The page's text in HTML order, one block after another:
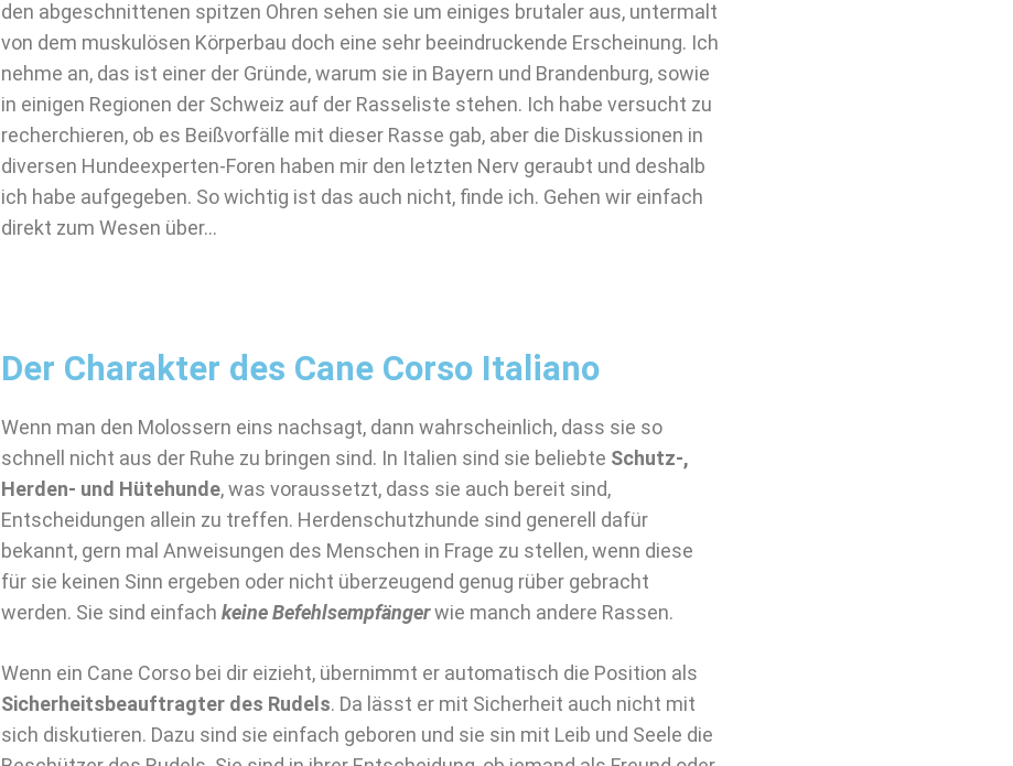
den abgeschnittenen spitzen Ohren sehen sie um einiges brutaler aus, untermalt
von dem muskulösen Körperbau doch eine sehr beeindruckende Erscheinung. Ich
nehme an, das ist einer der Gründe, warum sie in Bayern und Brandenburg, sowie
in einigen Regionen der Schweiz auf der Rasseliste stehen. Ich habe versucht zu
recherchieren, ob es Beißvorfälle mit dieser Rasse gab, aber die Diskussionen in
diversen Hundeexperten-Foren haben mir den letzten Nerv geraubt und deshalb
ich habe aufgegeben. So wichtig ist das auch nicht, finde ich. Gehen wir einfach
direkt zum Wesen über…
Der Charakter des Cane Corso Italiano
Wenn man den Molossern eins nachsagt, dann wahrscheinlich, dass sie so
schnell nicht aus der Ruhe zu bringen sind. In Italien sind sie beliebte Schutz-,
Herden- und Hütehunde, was voraussetzt, dass sie auch bereit sind,
Entscheidungen allein zu treffen. Herdenschutzhunde sind generell dafür
bekannt, gern mal Anweisungen des Menschen in Frage zu stellen, wenn diese
für sie keinen Sinn ergeben oder nicht überzeugend genug rüber gebracht
werden. Sie sind einfach keine Befehlsempfängerwie manch andere Rassen.
Wenn ein Cane Corso bei dir eizieht, übernimmt er automatisch die Position als
Sicherheitsbeauftragter des Rudels. Da lässt er mit Sicherheit auch nicht mit
sich diskutieren. Dazu sind sie einfach geboren und sie sin mit Leib und Seele die